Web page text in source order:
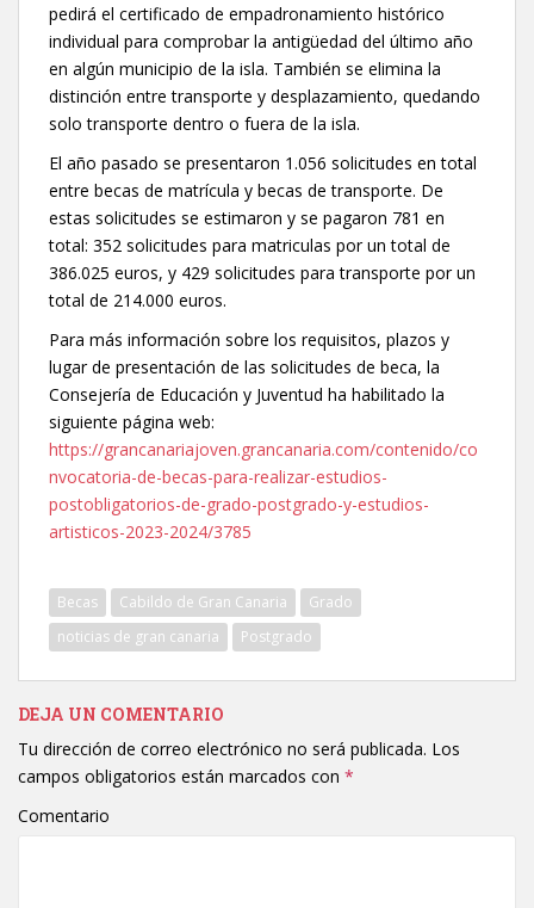
pedirá el certificado de empadronamiento histórico
individual para comprobar la antigüedad del último año
en algún municipio de la isla. También se elimina la
distinción entre transporte y desplazamiento, quedando
solo transporte dentro o fuera de la isla.
El año pasado se presentaron 1.056 solicitudes en total
entre becas de matrícula y becas de transporte. De
estas solicitudes se estimaron y se pagaron 781 en
total: 352 solicitudes para matriculas por un total de
386.025 euros, y 429 solicitudes para transporte por un
total de 214.000 euros.
Para más información sobre los requisitos, plazos y
lugar de presentación de las solicitudes de beca, la
Consejería de Educación y Juventud ha habilitado la
siguiente página web:
https://grancanariajoven.grancanaria.com/contenido/co
nvocatoria-de-becas-para-realizar-estudios-
postobligatorios-de-grado-postgrado-y-estudios-
artisticos-2023-2024/3785
Becas Cabildo de Gran Canaria
Grado
noticias de gran canaria
Postgrado
DEJA UN COMENTARIO
Tu dirección de correo electrónico no será publicada. Los
campos obligatorios están marcados con *
Comentario